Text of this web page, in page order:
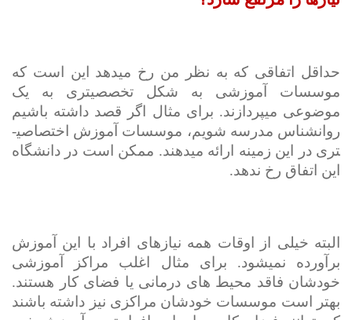
حداقل اتفاقی که به نظر من رخ میدهد این است که
موسسات آموزشی به شکل تخصصی­تری به یک
موضوعی میپردازند. برای مثال اگر قصد داشته باشیم
روانشناس مدرسه شویم، موسسات آموزش اختصاصی­
تری در این زمینه ارائه می­دهند. ممکن است در دانشگاه
این اتفاق رخ ندهد.
البته خیلی از اوقات همه نیازهای افراد با این آموزش
برآورده نمی­شود. برای مثال اغلب مراکز آموزشی
خودشان فاقد محیط های درمانی یا فضای کار هستند.
بهتر است موسسات خودشان مراکزی نیز داشته باشند